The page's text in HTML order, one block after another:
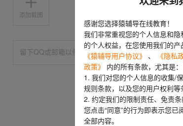
添加截图
留下QQ或邮箱以便我们尽快回复
提交
登录猿
猿辅导 / 猿题库 / 小猿搜
密码
立即登
感谢您选择猿辅导在线教育！
我们非常重视您的个人信息和
的个人权益，在您使用我们的
《猿辅导用户协议》 、 《隐私
政策》 内的所有条款，尤其是：
1. 我们对您的个人信息的收集/
规则条款，以及您的用户权利等
2. 约定我们的限制责任、免责条
您点击“同意”的行为即表示您
全部内容。